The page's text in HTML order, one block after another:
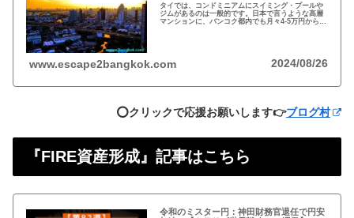
タイでは、コンドミニアムにスイミング・プールや
ジムがあるのは一般的です。日本で言うような高層
マンションに、バンコク都内でも月々4-5万円から賃
www.escape2bangkok.com 2024/08/26
⭕️クリックで応援お願いします👉ブログ村
『FIRE資産形成』記事はこちら
令和のミスター円：神田財務官退任で円安